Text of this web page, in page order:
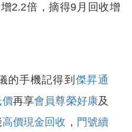
2.2倍，摘得9月回收增
手機記得到 傑昇通
再享會員尊榮好康及
高價現金回收 ， 門號續